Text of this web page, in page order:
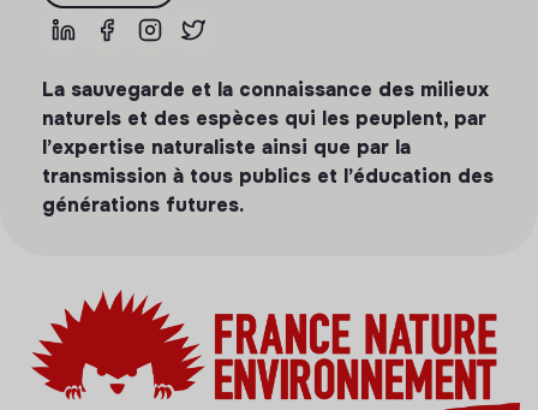
La sauvegarde et la connaissance des milieux
naturels et des espèces qui les peuplent, par
l’expertise naturaliste ainsi que par la
transmission à tous publics et l’éducation des
générations futures.